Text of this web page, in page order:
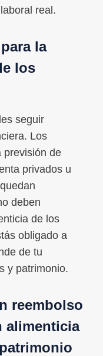
real.
la
los
seguir
Los
previsión de
privados u
deben
de los
obligado a
de tu
y patrimonio.
reembolso
alimenticia